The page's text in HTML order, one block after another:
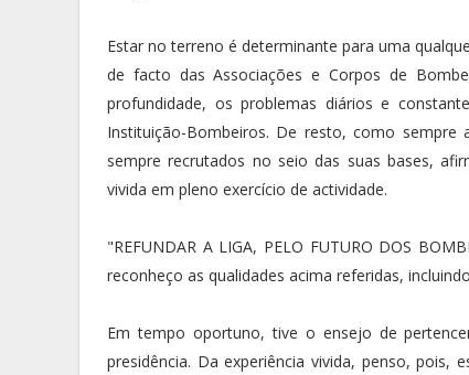
Estar no terreno é determinante para uma
de facto das Associações e Corpos de
profundidade, os problemas diários e
Instituição-Bombeiros. De resto, como sempre
sempre recrutados no seio das suas bases,
vivida em pleno exercício de actividade.
"REFUNDAR A LIGA, PELO FUTURO DOS
reconheço as qualidades acima referidas,
Em tempo oportuno, tive o ensejo de
presidência. Da experiência vivida, penso,